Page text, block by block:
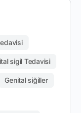
sigil Tedavisi
Genital siğiller